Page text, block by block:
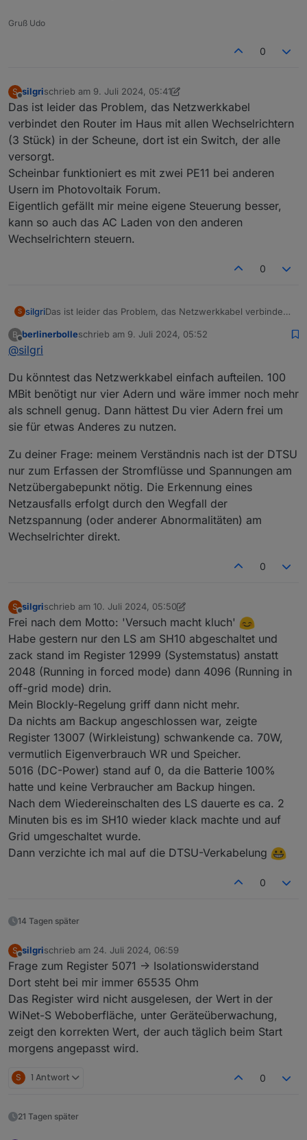
Gruß Udo
0
S
Offline
silgrischrieb am 9. Juli 2024, 05:41
zuletzt editiert von silgri 7. Sept. 2024, 07:43
Das ist leider das Problem, das Netzwerkkabel
verbindet den Router im Haus mit allen Wechselrichtern
(3 Stück) in der Scheune, dort ist ein Switch, der alle
versorgt.
Scheinbar funktioniert es mit zwei PE11 bei anderen
Usern im Photovoltaik Forum.
Eigentlich gefällt mir meine eigene Steuerung besser,
kann so auch das AC Laden von den anderen
Wechselrichtern steuern.
0
S silgriDas ist leider das Problem, das Netzwerkkabel verbindet
der Scheune, dort ist ein Switch, der alle versorgt.
Eigentlich gefällt mir meine eigene Steuerung besser,
kann so auch das AC Laden von den anderen
Wechselrichtern steuern.
B
Offline
berlinerbolleschrieb am 9. Juli 2024, 05:52
zuletzt editiert von
@silgri
Du könntest das Netzwerkkabel einfach aufteilen. 100
MBit benötigt nur vier Adern und wäre immer noch mehr
als schnell genug. Dann hättest Du vier Adern frei um
sie für etwas Anderes zu nutzen.
Zu deiner Frage: meinem Verständnis nach ist der DTSU
nur zum Erfassen der Stromflüsse und Spannungen am
Netzübergabepunkt nötig. Die Erkennung eines
Netzausfalls erfolgt durch den Wegfall der
Netzspannung (oder anderer Abnormalitäten) am
Wechselrichter direkt.
0
S
Offline
silgrischrieb am 10. Juli 2024, 05:50
zuletzt editiert von silgri7. Okt. 2024, 07:52
Frei nach dem Motto: 'Versuch macht kluch'
Habe gestern nur den LS am SH10 abgeschaltet und
zack stand im Register 12999 (Systemstatus) anstatt
2048 (Running in forced mode) dann 4096 (Running in
off-grid mode) drin.
Mein Blockly-Regelung griff dann nicht mehr.
Da nichts am Backup angeschlossen war, zeigte
Register 13007 (Wirkleistung) schwankende ca. 70W,
vermutlich Eigenverbrauch WR und Speicher.
5016 (DC-Power) stand auf 0, da die Batterie 100%
hatte und keine Verbraucher am Backup hingen.
Nach dem Wiedereinschalten des LS dauerte es ca. 2
Minuten bis es im SH10 wieder klack machte und auf
Grid umgeschaltet wurde.
Dann verzichte ich mal auf die DTSU-Verkabelung
0
14 Tagen später
S silgrischrieb am 24. Juli 2024, 06:59
zuletzt editiert von
Frage zum Register 5071 -> Isolationswiderstand
Dort steht bei mir immer 65535 Ohm
Das Register wird nicht ausgelesen, der Wert in der
WiNet-S Weboberfläche, unter Geräteüberwachung,
zeigt den korrekten Wert, der auch täglich beim Start
morgens angepasst wird.
S 1 Antwort 0
21 Tagen später